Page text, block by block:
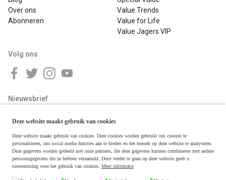
Over ons
Abonneren
Value Trends
Value for Life
Value Jagers VIP
Volg ons
Nieuwsbrief
Deze website maakt gebruik van cookies
Deze website maakt gebruik van cookies. Deze cookies worden gebruikt om content te
personaliseren, om social media functies aan te bieden en het bezoek op deze website te analyseren.
Deze gegevens worden gedeeld met onze partners, die deze gegevens kunnen combineren met andere
persoonsgegevens die ze hebben verzameld. Door verder te gaan op deze website geeft u
toestemming voor het gebruik van cookies. Meer informatie